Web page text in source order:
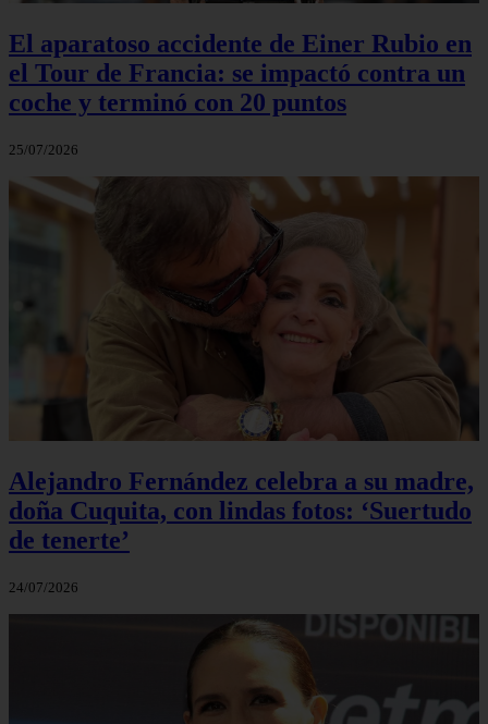
El aparatoso accidente de Einer Rubio en
el Tour de Francia: se impactó contra un
coche y terminó con 20 puntos
25/07/2026
Alejandro Fernández celebra a su madre,
doña Cuquita, con lindas fotos: ‘Suertudo
de tenerte’
24/07/2026